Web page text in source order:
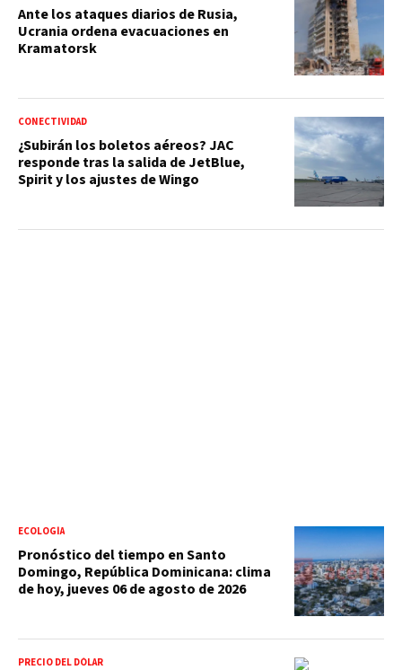
Ante los ataques diarios de Rusia,
Ucrania ordena evacuaciones en
Kramatorsk
CONECTIVIDAD
¿Subirán los boletos aéreos? JAC
responde tras la salida de JetBlue,
Spirit y los ajustes de Wingo
ECOLOGÍA
Pronóstico del tiempo en Santo
Domingo, República Dominicana: clima
de hoy, jueves 06 de agosto de 2026
PRECIO DEL DÓLAR